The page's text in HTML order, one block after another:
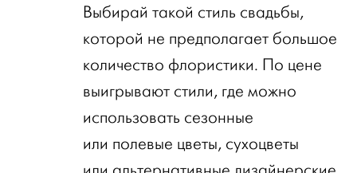
Выбирай такой стиль свадьбы,
которой не предполагает большое
количество флористики. По цене
выигрывают стили, где можно
использовать сезонные
или полевые цветы, сухоцветы